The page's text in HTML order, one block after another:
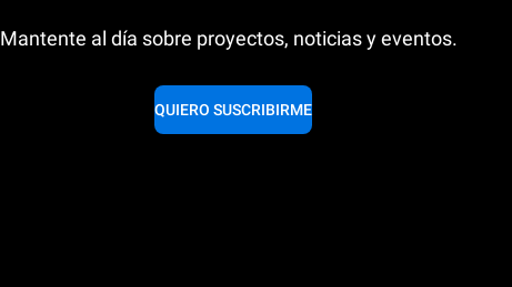
Mantente al día sobre proyectos, noticias y eventos.
QUIERO SUSCRIBIRME